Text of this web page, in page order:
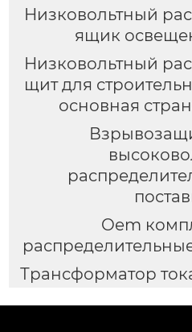
Низковольтный
ящик
Низковольтный
щит для
основная
Oem
Трансформатор